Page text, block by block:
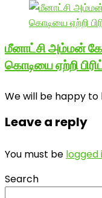
மீனாட்சி அம்மன்
கொடியை ஏற்றி
We will be happy
Leave a reply
You must be logged
Search